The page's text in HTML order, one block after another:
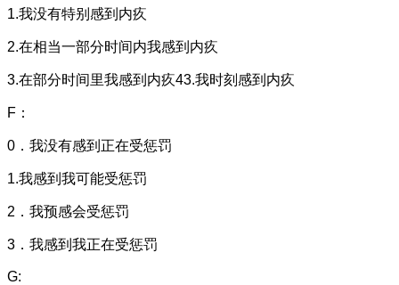
1.我没有特别感到内疚
2.在相当一部分时间内我感到内疚
3.在部分时间里我感到内疚43.我时刻感到内疚
F：
0．我没有感到正在受惩罚
1.我感到我可能受惩罚
2．我预感会受惩罚
3．我感到我正在受惩罚
G: